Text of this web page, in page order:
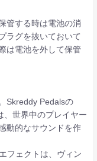
管する時は電池の消
ラグを抜いておいて
は電池を外して保管
Skreddy Pedalsの
、世界中のプレイヤー
動的なサウンドを作
フェクトは、ヴィン